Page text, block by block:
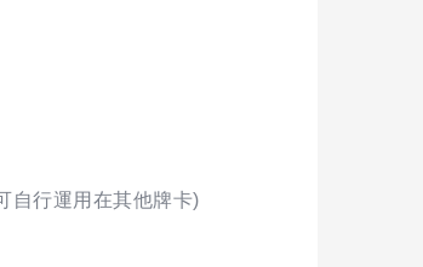
自行運用在其他牌卡)